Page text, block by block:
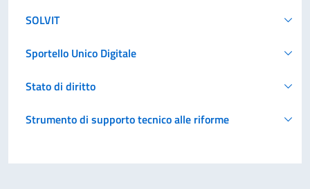
SOLVIT
Sportello Unico Digitale
Stato di diritto
Strumento di supporto tecnico alle riforme